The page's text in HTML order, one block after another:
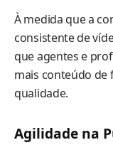
À medida que a
consistente de
que agentes e
mais conteúdo de
qualidade.
Agilidade na